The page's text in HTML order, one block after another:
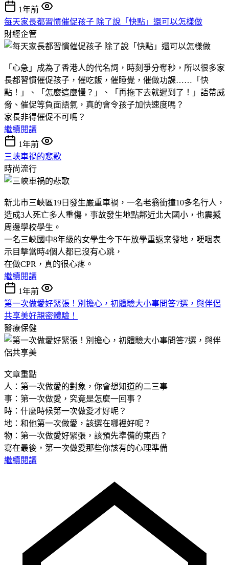
1年前
每天家長都習慣催促孩子 除了說「快點」還可以怎樣做
財經企管
「心急」成為了香港人的代名詞，時刻爭分奪秒，所以很多家
長都習慣催促孩子，催吃飯，催睡覺，催做功課……「快
點！」、「怎麼這麼慢？」、「再拖下去就遲到了！」語帶威
脅、催促等負面語氣，真的會令孩子加快速度嗎？
家長非得催促不可嗎？
繼續閱讀
1年前
三峽車禍的悲歌
時尚流行
新北市三峽區19日發生嚴重車禍 ，一名老翁衝撞10多名行人，
造成3人死亡多人重傷，事故發生地點鄰近北大國小，也震撼
周邊學校學生。
一名三峽國中8年級的女學生今下午放學重返案發地，哽咽表
示目擊當時4個人都已沒有心跳，
在做CPR，真的很心疼。
繼續閱讀
1年前
第一次做愛好緊張！別擔心，初體驗大小事問答7選，與伴侶
共享美好親密體驗！
醫療保健
文章重點
人：第一次做愛的對象，你會想知道的二三事
事：第一次做愛，究竟是怎麼一回事？
時：什麼時候第一次做愛才好呢？
地：和他第一次做愛，該選在哪裡好呢？
物：第一次做愛好緊張，該預先準備的東西？
寫在最後，第一次做愛那些你該有的心理準備
繼續閱讀